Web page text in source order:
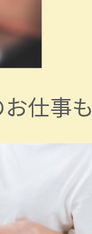
仕事も